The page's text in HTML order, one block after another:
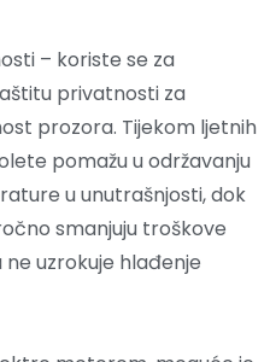
– koriste se za
privatnosti za
prozora. Tijekom ljetnih
pomažu u održavanju
u unutrašnjosti, dok
smanjuju troškove
uzrokuje hlađenje